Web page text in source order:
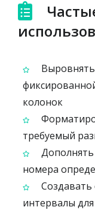
колонок
требуемый
номера
интервалы